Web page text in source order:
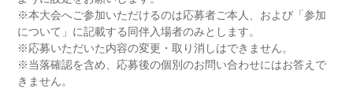
※本大会へご参加いただけるのは応募者ご本人、および「参加
について」に記載する同伴入場者のみとします。
※応募いただいた内容の変更・取り消しはできません。
※当落確認を含め、応募後の個別のお問い合わせにはお答えで
きません。